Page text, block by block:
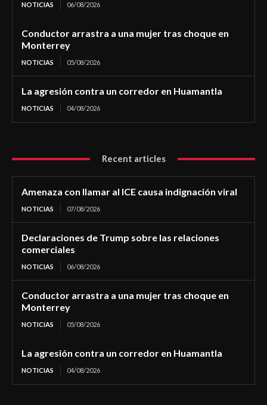
NOTICIAS 06/08/2026
Conductor arrastra a una mujer tras choque en
Monterrey
NOTICIAS 05/08/2026
La agresión contra un corredor en Huamantla
NOTICIAS 04/08/2026
Recent articles
Amenaza con llamar al ICE causa indignación viral
NOTICIAS 07/08/2026
Declaraciones de Trump sobre las relaciones
comerciales
NOTICIAS 06/08/2026
Conductor arrastra a una mujer tras choque en
Monterrey
NOTICIAS 05/08/2026
La agresión contra un corredor en Huamantla
NOTICIAS 04/08/2026